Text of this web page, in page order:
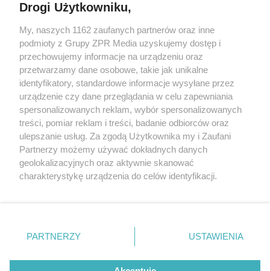
Żaden utwór zamieszczony w serwisie nie może być powielany i
rozpowszechniany lub dalej rozpowszechniany w jakikolwiek sposób (w
tym także elektroniczny lub mechaniczny) na jakimkolwiek polu
eksploatacji w jakiejkolwiek formie, włącznie z umieszczaniem w
Internecie bez pisemnej zgody właściciela praw. Jakiekolwiek użycie lub
wykorzystanie utworów w całości lub w części z naruszeniem prawa,
tzn. bez właściwej zgody, jest zabronione pod groźbą kary i może być
ścigane prawnie.
© 2026 Grupa ZPR Media
Drogi Użytkowniku,
My, naszych 1162 zaufanych partnerów oraz inne
podmioty z Grupy ZPR Media uzyskujemy dostęp i
przechowujemy informacje na urządzeniu oraz
przetwarzamy dane osobowe, takie jak unikalne
identyfikatory, standardowe informacje wysyłane przez
urządzenie czy dane przeglądania w celu zapewniania
spersonalizowanych reklam, wybór spersonalizowanych
treści, pomiar reklam i treści, badanie odbiorców oraz
ulepszanie usług. Za zgodą Użytkownika my i Zaufani
Partnerzy możemy używać dokładnych danych
geolokalizacyjnych oraz aktywnie skanować
charakterystykę urządzenia do celów identyfikacji.
zmienić/wycofać klikając przycisk ustawień prywatności
znajdujący się w lewym dolnym rogu strony
rodzaje przetwarzania danych nie wymagają zgody
PARTNERZY USTAWIENIA